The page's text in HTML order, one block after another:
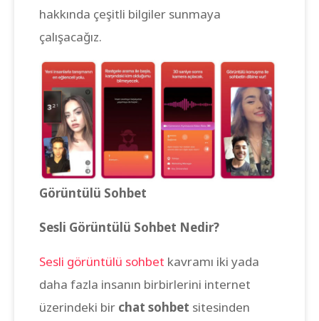
hakkında çeşitli bilgiler sunmaya
çalışacağız.
Görüntülü Sohbet
Sesli Görüntülü Sohbet Nedir?
Sesli görüntülü sohbet kavramı iki yada
daha fazla insanın birbirlerini internet
üzerindeki bir chat sohbet sitesinden